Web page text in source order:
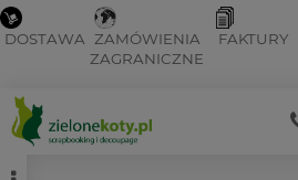
DOSTAWA ZAMÓWIENIA
ZAGRANICZNE
FAKTURY